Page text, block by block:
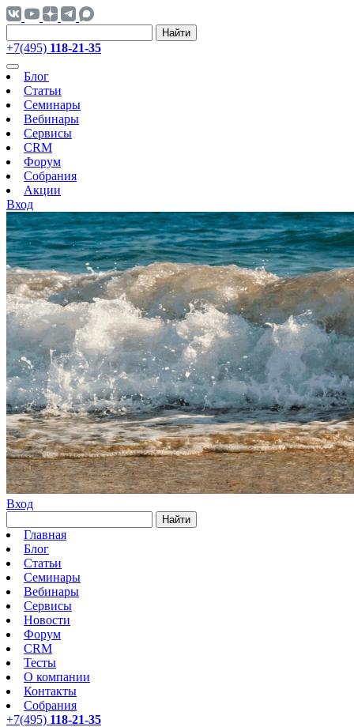
Найти
+7(495) 118-21-35
Блог
Статьи
Семинары
Вебинары
Сервисы
CRM
Форум
Собрания
Акции
Вход
Вход
Найти
Главная
Блог
Статьи
Семинары
Вебинары
Сервисы
Новости
Форум
CRM
Тесты
О компании
Контакты
Собрания
+7(495) 118-21-35